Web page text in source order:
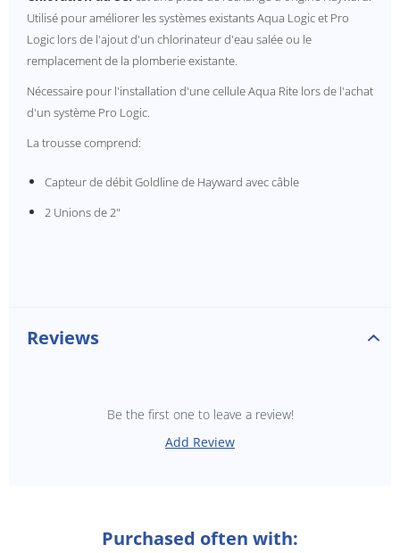
Utilisé pour améliorer les systèmes existants Aqua Logic et Pro
Logic lors de l'ajout d'un chlorinateur d'eau salée ou le
remplacement de la plomberie existante.
Nécessaire pour l'installation d'une cellule Aqua Rite lors de l'achat
d'un système Pro Logic.
La trousse comprend:
Capteur de débit Goldline de Hayward avec câble
2 Unions de 2"
Reviews
Be the first one to leave a review!
Add Review
Purchased often with: